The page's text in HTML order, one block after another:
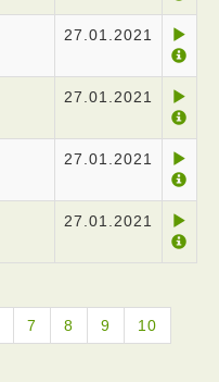
27.01.2021
27.01.2021
27.01.2021
27.01.2021
7 8 9 10